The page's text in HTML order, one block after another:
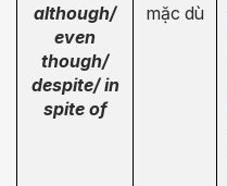
although/
even
though/
despite/ in
spite of
mặc dù